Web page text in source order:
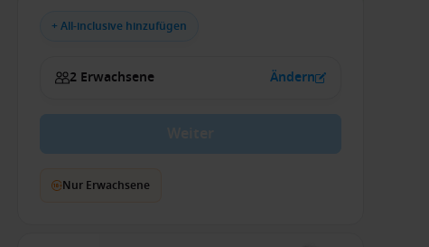
+ All-inclusive hinzufügen
2 Erwachsene Ändern
Nur Erwachsene